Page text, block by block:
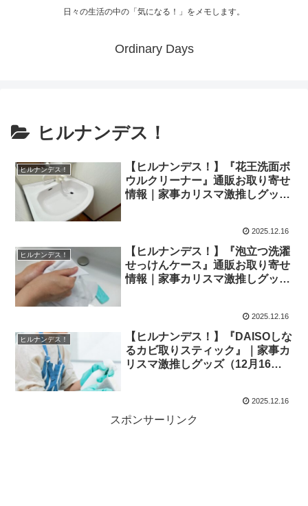
日々の生活の中の「気になる！」をメモします。
Ordinary Days
ヒルナンデス！
ヒルナンデス！
【ヒルナンデス！】『花王洗面ボ
ウルクリーナー』通販お取り寄せ
情報｜家事カリスマ激推しグッズ
2025.12.16
ヒルナンデス！
【ヒルナンデス！】『泡立つ洗濯
せっけんケース』通販お取り寄せ
情報｜家事カリスマ激推しグッズ
2025.12.16
ヒルナンデス！
【ヒルナンデス！】『DAISOしな
るカビ取りスティック』｜家事カ
リスマ激推しグッズ（12月16
2025.12.16
スポンサーリンク